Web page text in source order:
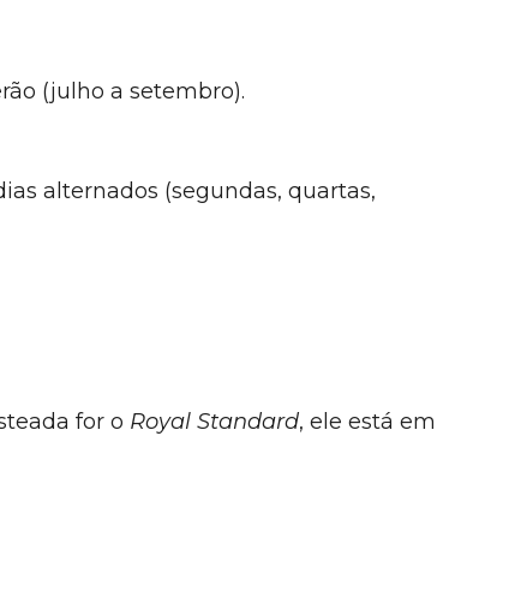
(julho a setembro).
alternados (segundas, quartas,
for o Royal Standard, ele está em